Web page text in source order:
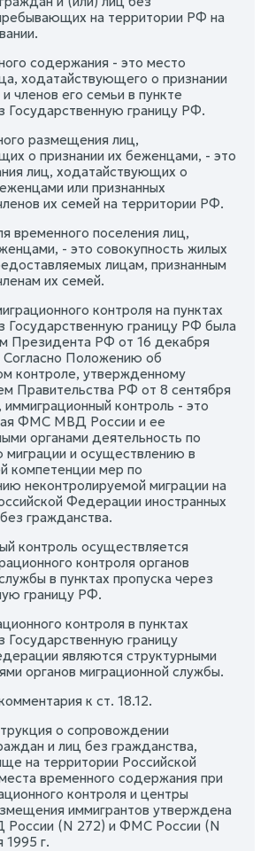
на территории РФ на
содержания - это место
ходатайствующего о признании
членов его семьи в пункте
Государственную границу РФ.
размещения лиц,
о признании их беженцами, - это
лиц, ходатайствующих о
или признанных
их семей на территории РФ.
временного поселения лиц,
- это совокупность жилых
лицам, признанным
их семей.
контроля на пунктах
Государственную границу РФ была
Президента РФ от 16 декабря
Согласно Положению об
контроле, утвержденному
Правительства РФ от 8 сентября
контроль - это
ФМС МВД России и ее
органами деятельность по
миграции и осуществлению в
компетенции мер по
неконтролируемой миграции на
Федерации иностранных
гражданства.
контроль осуществляется
контроля органов
в пунктах пропуска через
границу РФ.
контроля в пунктах
Государственную границу
являются структурными
органов миграционной службы.
к ст. 18.12.
о сопровождении
и лиц без гражданства,
на территории Российской
временного содержания при
контроля и центры
иммигрантов утверждена
(N 272) и ФМС России (N
1995 г.